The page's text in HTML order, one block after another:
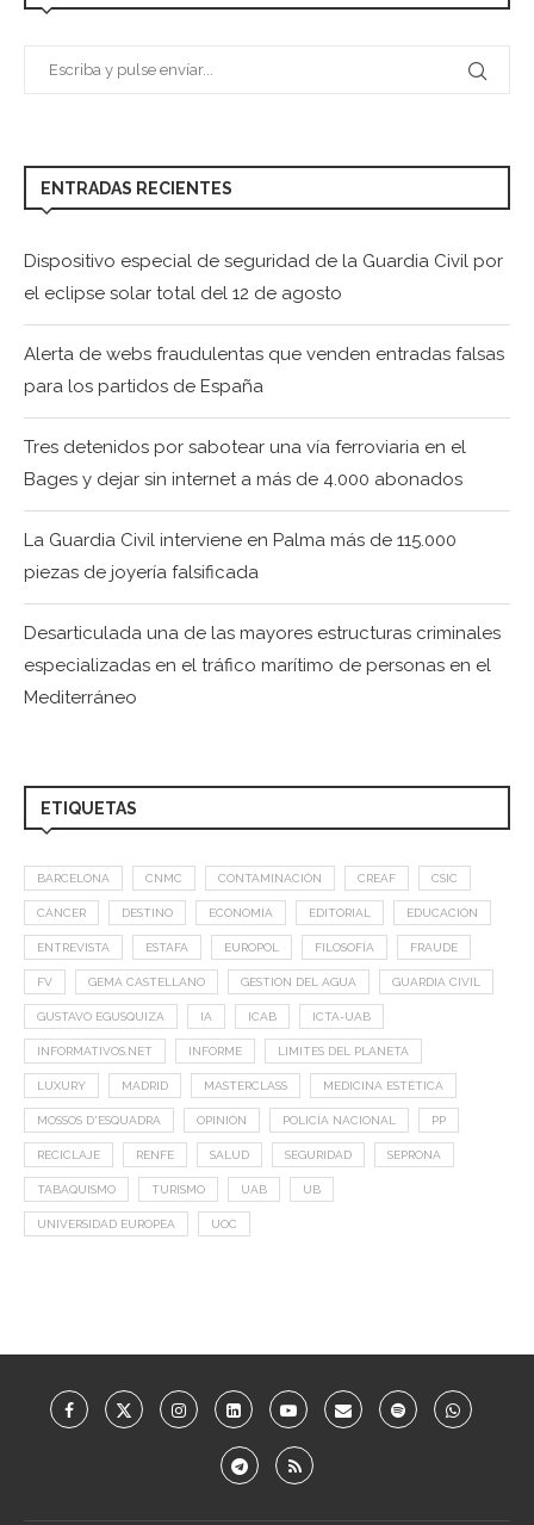
ENTRADAS RECIENTES
Dispositivo especial de seguridad de la Guardia Civil por
el eclipse solar total del 12 de agosto
Alerta de webs fraudulentas que venden entradas falsas
para los partidos de España
Tres detenidos por sabotear una vía ferroviaria en el
Bages y dejar sin internet a más de 4.000 abonados
La Guardia Civil interviene en Palma más de 115.000
piezas de joyería falsificada
Desarticulada una de las mayores estructuras criminales
especializadas en el tráfico marítimo de personas en el
Mediterráneo
ETIQUETAS
BARCELONA CNMC CONTAMINACIÓN CREAF CSIC
CÁNCER DESTINO ECONOMÍA EDITORIAL EDUCACIÓN
ENTREVISTA ESTAFA EUROPOL FILOSOFÍA FRAUDE
FV GEMA CASTELLANO GESTION DEL AGUA GUARDIA CIVIL
GUSTAVO EGUSQUIZA IA ICAB ICTA-UAB
INFORMATIVOS.NET INFORME LIMITES DEL PLANETA
LUXURY MADRID MASTERCLASS MEDICINA ESTÉTICA
MOSSOS D'ESQUADRA OPINIÓN POLICÍA NACIONAL PP
RECICLAJE RENFE SALUD SEGURIDAD SEPRONA
TABAQUISMO TURISMO UAB UB
UNIVERSIDAD EUROPEA UOC